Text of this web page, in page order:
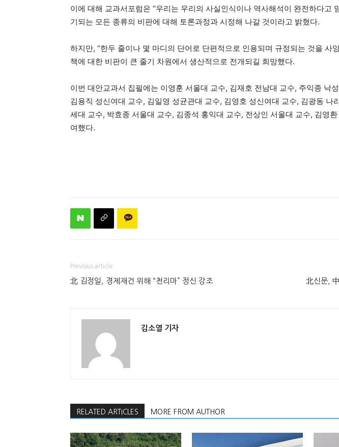
이에 대해 교과서포럼은 “우리는 우리의 사실인식이나 역사해석이 완전하다고
기되는 모든 종류의 비판에 대해 토론과정과 시정해 나갈 것이라고 밝혔다.
하지만, “한두 줄이나 몇 마디의 단어로 단편적으로 인용되며 규정되는 것을 사
책에 대한 비판이 큰 줄기 차원에서 생산적으로 전개되길 희망했다.
이번 대안교과서 집필에는 이영훈 서울대 교수, 김재호 전남대 교수, 주익종 낙
김용직 성신여대 교수, 김일영 성균관대 교수, 김영호 성신여대 교수, 김광동 나
세대 교수, 박효종 서울대 교수, 김종석 홍익대 교수, 전상인 서울대 교수, 김영
여했다.
Previous article
北 김정일, 경제재건 위해 “천리마” 정신 강조 北신문,
김소열 기자
RELATED ARTICLES MORE FROM AUTHOR